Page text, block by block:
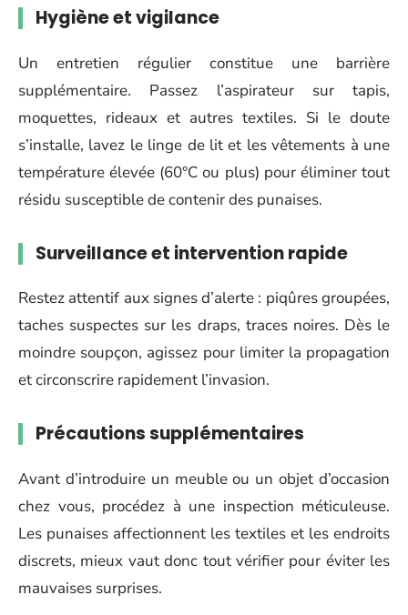
Hygiène et vigilance
Un entretien régulier constitue une barrière
supplémentaire. Passez l’aspirateur sur tapis,
moquettes, rideaux et autres textiles. Si le doute
s’installe, lavez le linge de lit et les vêtements à une
température élevée (60°C ou plus) pour éliminer tout
résidu susceptible de contenir des punaises.
Surveillance et intervention rapide
Restez attentif aux signes d’alerte : piqûres groupées,
taches suspectes sur les draps, traces noires. Dès le
moindre soupçon, agissez pour limiter la propagation
et circonscrire rapidement l’invasion.
Précautions supplémentaires
Avant d’introduire un meuble ou un objet d’occasion
chez vous, procédez à une inspection méticuleuse.
Les punaises affectionnent les textiles et les endroits
discrets, mieux vaut donc tout vérifier pour éviter les
mauvaises surprises.